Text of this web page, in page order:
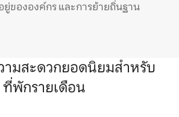
ขององค์กร และการย้ายถิ่นฐาน
ามสะดวกยอดนิยมสำหรับ
ที่พักรายเดือน